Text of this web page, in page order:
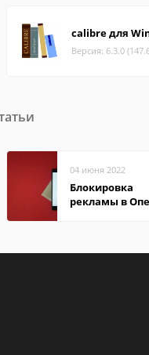
calibre для
Версия: 6.3.0
04 июня 2022
Блокировка
рекламы в